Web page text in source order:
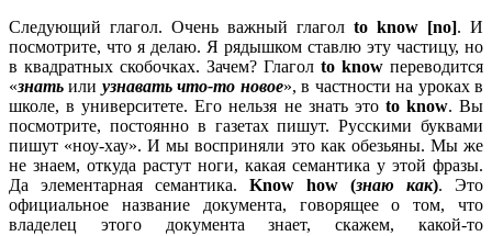
Следующий глагол. Очень важный глагол to know [no]. И
посмотрите, что я делаю. Я рядышком ставлю эту частицу, но
в квадратных скобочках. Зачем? Глагол to know переводится
«знать или узнавать что-то новое», в частности на уроках в
школе, в университете. Его нельзя не знать это to know. Вы
посмотрите, постоянно в газетах пишут. Русскими буквами
пишут «ноу-хау». И мы восприняли это как обезьяны. Мы же
не знаем, откуда растут ноги, какая семантика у этой фразы.
Да элементарная семантика. Know how (знаю как). Это
официальное название документа, говорящее о том, что
владелец этого документа знает, скажем, какой-то